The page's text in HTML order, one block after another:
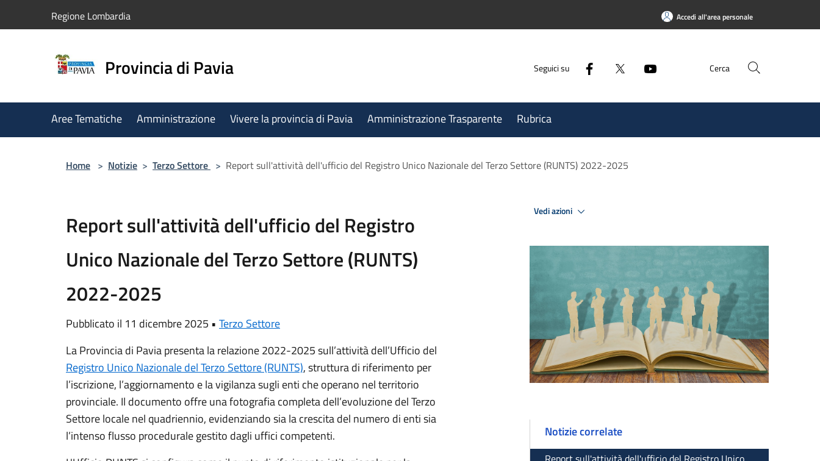
Regione Lombardia Accedi all'area personale
Provincia di Pavia Seguici su Cerca
Aree Tematiche Amministrazione Vivere la provincia di Pavia Amministrazione Trasparente Rubrica
Home > Notizie > Terzo Settore > Report sull'attività dell'ufficio del Registro Unico Nazionale del Terzo Settore (RUNTS) 2022-2025
Report sull'attività dell'ufficio del Registro
Unico Nazionale del Terzo Settore (RUNTS)
2022-2025
Pubblicato il 11 dicembre 2025 • Terzo Settore
La Provincia di Pavia presenta la relazione 2022-2025 sull’attività dell’Ufficio del
Registro Unico Nazionale del Terzo Settore (RUNTS), struttura di riferimento per
l’iscrizione, l’aggiornamento e la vigilanza sugli enti che operano nel territorio
provinciale. Il documento offre una fotografia completa dell’evoluzione del Terzo
Settore locale nel quadriennio, evidenziando sia la crescita del numero di enti sia
l’intenso flusso procedurale gestito dagli uffici competenti.
Vedi azioni
Notizie correlate